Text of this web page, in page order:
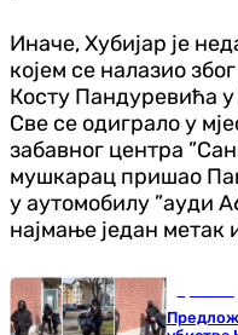
Иначе, Хубијар је
којем се налазио
Косту Пандуревића
Све се одиграло у
забавног центра
мушкарац пришао
у аутомобилу ”ауди
најмање један метак